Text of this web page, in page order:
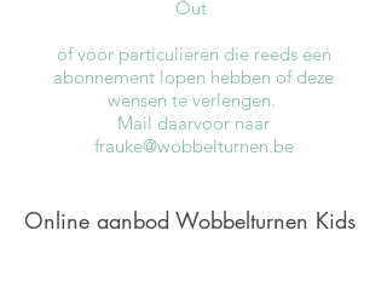
Out
of voor particulieren die reeds een
abonnement lopen hebben of deze
wensen te verlengen.
Mail daarvoor naar
frauke@wobbelturnen.be
Online aanbod Wobbelturnen Kids